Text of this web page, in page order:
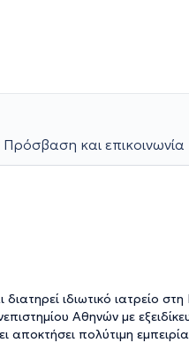
Πρόσβαση και επικοινωνία
ιδιωτικό ιατρείο
Αθηνών με
αποκτήσει πολύτιμη